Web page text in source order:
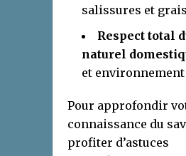
salissures et
Respect total
naturel
et
Pour approfondir
connaissance du
profiter d’astuces